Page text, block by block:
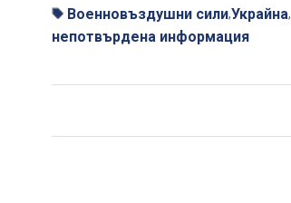
Военновъздушни сили,Украйна,
непотвърдена информация